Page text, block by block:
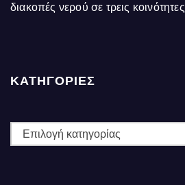
διακοπές νερού σε τρεις κοινότητες
ΚΑΤΗΓΟΡΙΕΣ
ΚΑΤΗΓΟΡΙΕΣ